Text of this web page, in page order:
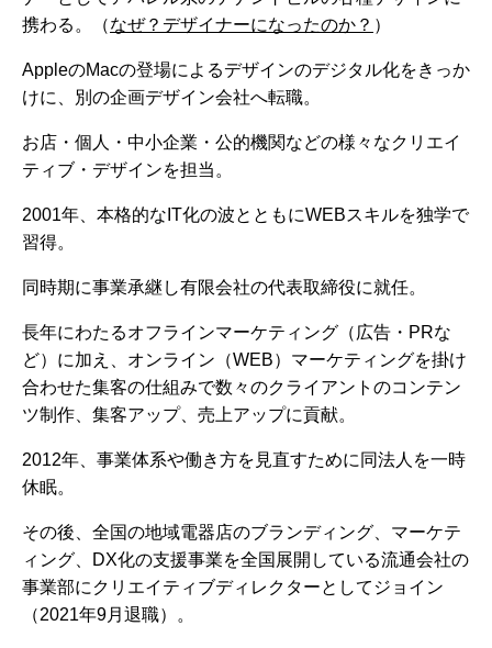
携わる。（なぜ？デザイナーになったのか？ ）
AppleのMacの登場によるデザインのデジタル化をきっか
けに、別の企画デザイン会社へ転職。
お店・個人・中小企業・公的機関などの様々なクリエイ
ティブ・デザインを担当。
2001年、本格的なIT化の波とともにWEBスキルを独学で
習得。
同時期に事業承継し有限会社の代表取締役に就任。
長年にわたるオフラインマーケティング（広告・PRな
ど）に加え、オンライン（WEB）マーケティングを掛け
合わせた集客の仕組みで数々のクライアントのコンテン
ツ制作、集客アップ、売上アップに貢献。
2012年、事業体系や働き方を見直すために同法人を一時
休眠。
その後、全国の地域電器店のブランディング、マーケテ
ィング、DX化の支援事業を全国展開している流通会社の
事業部にクリエイティブディレクターとしてジョイン
（2021年9月退職）。